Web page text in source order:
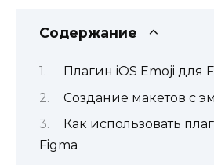
Содержание
Плагин iOS Emoji для
Создание макетов с
Как использовать
Figma